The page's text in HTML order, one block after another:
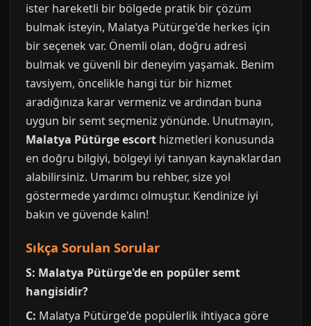
ister hareketli bir bölgede pratik bir çözüm
bulmak isteyin, Malatya Pütürge'de herkes için
bir seçenek var. Önemli olan, doğru adresi
bulmak ve güvenli bir deneyim yaşamak. Benim
tavsiyem, öncelikle hangi tür bir hizmet
aradığınıza karar vermeniz ve ardından buna
uygun bir semt seçmeniz yönünde. Unutmayın,
Malatya Pütürge escort hizmetleri konusunda
en doğru bilgiyi, bölgeyi iyi tanıyan kaynaklardan
alabilirsiniz. Umarım bu rehber, size yol
göstermede yardımcı olmuştur. Kendinize iyi
bakın ve güvende kalın!
Sıkça Sorulan Sorular
S: Malatya Pütürge'de en popüler semt
hangisidir?
C: Malatya Pütürge'de popülerlik ihtiyaca göre